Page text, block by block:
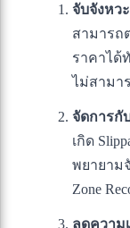
จับจังหว
สามารถ
ราคาได้
ไม่สามา
จัดการกั
เกิด
พยายาม
Zone
ลดความ